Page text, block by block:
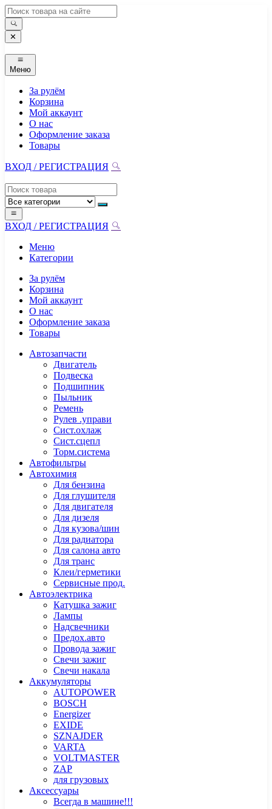
Перейти
к
содержимому
✕
Меню
За рулём
Корзина
Мой аккаунт
О нас
Оформление заказа
Товары
ВХОД / РЕГИСТРАЦИЯ
ВХОД / РЕГИСТРАЦИЯ
Меню
Категории
За рулём
Корзина
Мой аккаунт
О нас
Оформление заказа
Товары
Автозапчасти
Двигатель
Подвеска
Подшипник
Пыльник
Ремень
Рулев .управи
Сист.охлаж
Сист.сцепл
Торм.система
Автофильтры
Автохимия
Для бензина
Для глушителя
Для двигателя
Для дизеля
Для кузова/шин
Для радиатора
Для салона авто
Для транс
Клеи/герметики
Сервисные прод.
Автоэлектрика
Катушка зажиг
Лампы
Надсвечники
Предох.авто
Провода зажиг
Свечи зажиг
Свечи накала
Аккумуляторы
AUTOPOWER
BOSCH
Energizer
EXIDE
SZNAJDER
VARTA
VOLTMASTER
ZAP
для грузовых
Аксессуары
Всегда в машине!!!